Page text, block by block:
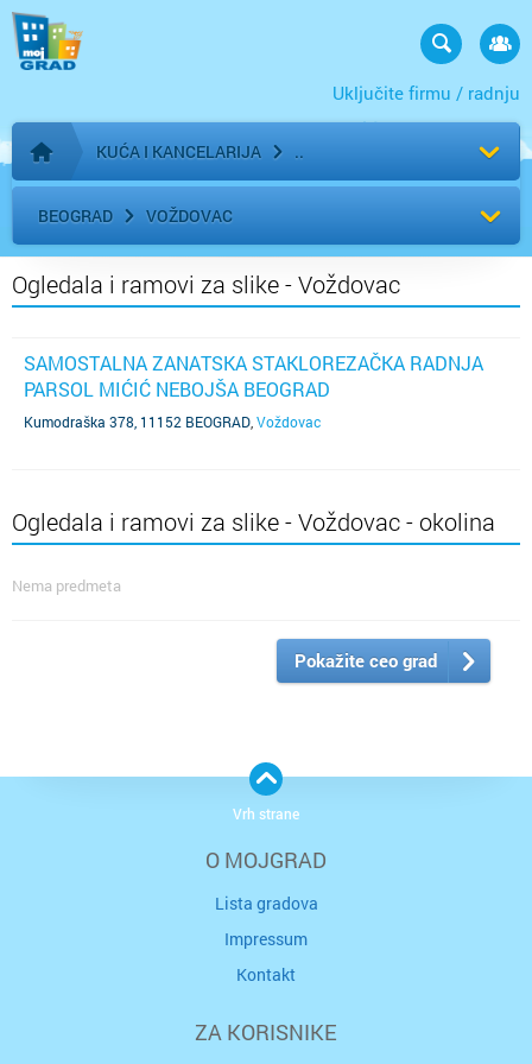
Uključite firmu / radnju
Početna stranica
KUĆA I KANCELARIJA
BEOGRAD VOŽDOVAC
Ogledala i ramovi za slike - Voždovac
SAMOSTALNA ZANATSKA STAKLOREZAČKA RADNJA
PARSOL MIĆIĆ NEBOJŠA BEOGRAD
Kumodraška 378, 11152 BEOGRAD Voždovac
Ogledala i ramovi za slike - Voždovac - okolina
Nema predmeta
Pokažite ceo grad
O MOJGRAD
Lista gradova
Impressum
Kontakt
ZA KORISNIKE
Vrh strane